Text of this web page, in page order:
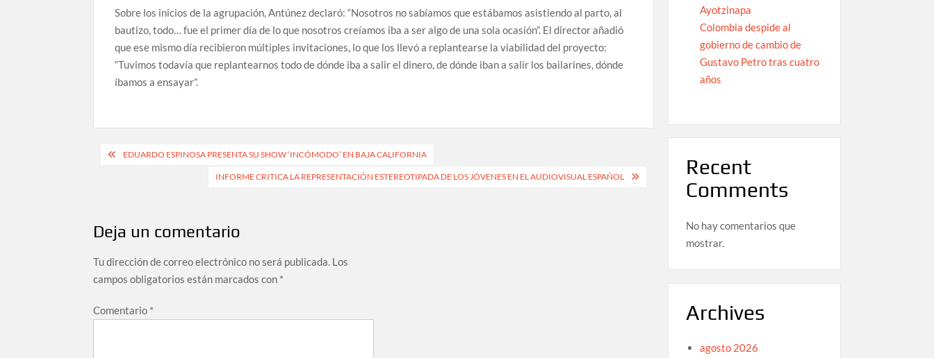
Sobre los inicios de la agrupación, Antúnez declaró: “Nosotros no sabíamos que estábamos asistiendo al parto, al
bautizo, todo… fue el primer día de lo que nosotros creíamos iba a ser algo de una sola ocasión”. El director añadió
que ese mismo día recibieron múltiples invitaciones, lo que los llevó a replantearse la viabilidad del proyecto:
“Tuvimos todavía que replantearnos todo de dónde iba a salir el dinero, de dónde iban a salir los bailarines, dónde
íbamos a ensayar”.
Navegación
EDUARDO ESPINOSA PRESENTA SU SHOW ‘INCÓMODO’ EN BAJA CALIFORNIA
INFORME CRITICA LA REPRESENTACIÓN ESTEREOTIPADA DE LOS JÓVENES EN EL AUDIOVISUAL ESPAÑOL
Deja un comentario
Tu dirección de correo electrónico no será publicada. Los
campos obligatorios están marcados con *
Comentario *
Ayotzinapa
Colombia despide al
gobierno de cambio de
Gustavo Petro tras cuatro
años
Recent
Comments
No hay comentarios que
mostrar.
Archives
agosto 2026